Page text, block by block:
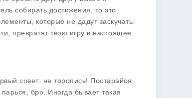
собирать достижения, то это
которые не дадут заскучать.
превратят твою игру в настоящее
совет: не торопись! Постарайся
бро. Иногда бывает такая